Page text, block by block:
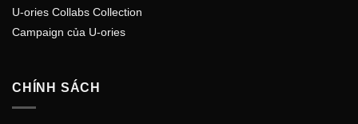
U-ories Collabs Collection
Campaign của U-ories
CHÍNH SÁCH